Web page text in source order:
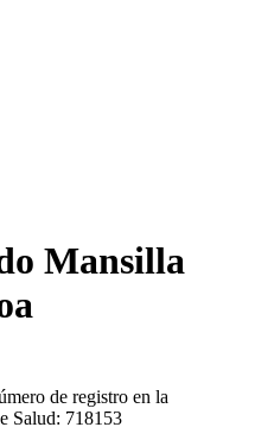
Mansilla
de registro en la
Salud: 718153